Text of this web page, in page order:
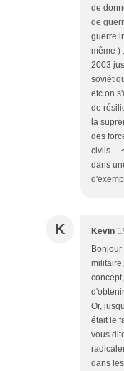
de
de
guerre
même )
2003
etc on
de
la
des
civils ...
dans
K Kevin
Or,
était le
vous
dans